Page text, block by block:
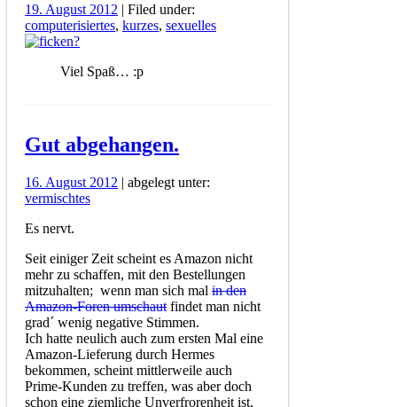
19. August 2012 | Filed under:
computerisiertes, kurzes, sexuelles
Viel Spaß… :p
Gut abgehangen.
16. August 2012 | abgelegt unter:
vermischtes
Es nervt.
Seit einiger Zeit scheint es Amazon nicht
mehr zu schaffen, mit den Bestellungen
mitzuhalten; wenn man sich mal in den
Amazon-Foren umschaut findet man nicht
grad´ wenig negative Stimmen.
Ich hatte neulich auch zum ersten Mal eine
Amazon-Lieferung durch Hermes
bekommen, scheint mittlerweile auch
Prime-Kunden zu treffen, was aber doch
schon eine ziemliche Unverfrorenheit ist,